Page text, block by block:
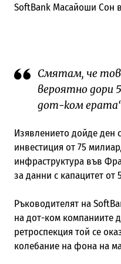
SoftBank Масайоши Сон
Смятам, че
вероятно дори
дот-ком
Изявлението дойде ден
инвестиция от 75
инфраструктура във
за данни с капацитет от
Ръководителят на
на дот-ком компаниите
ретроспекция той се
колебание на фона на